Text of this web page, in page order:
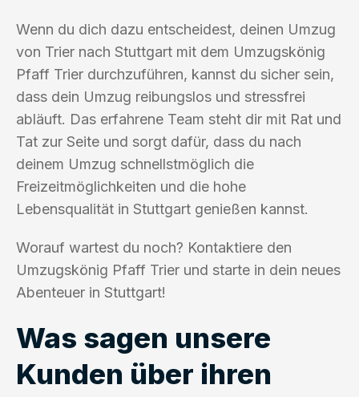
Wenn du dich dazu entscheidest, deinen Umzug
von Trier nach Stuttgart mit dem Umzugskönig
Pfaff Trier durchzuführen, kannst du sicher sein,
dass dein Umzug reibungslos und stressfrei
abläuft. Das erfahrene Team steht dir mit Rat und
Tat zur Seite und sorgt dafür, dass du nach
deinem Umzug schnellstmöglich die
Freizeitmöglichkeiten und die hohe
Lebensqualität in Stuttgart genießen kannst.
Worauf wartest du noch? Kontaktiere den
Umzugskönig Pfaff Trier und starte in dein neues
Abenteuer in Stuttgart!
Was sagen unsere
Kunden über ihren